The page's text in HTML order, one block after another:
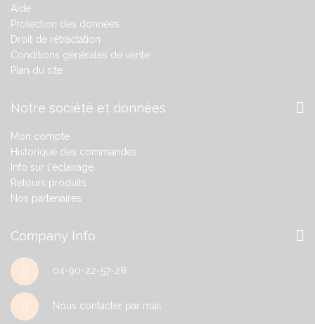
Aide
Protection des données
Droit de rétractation
Conditions générales de vente
Plan du site
Notre société et données
Mon compte
Historique des commandes
Info sur l'éclairage
Retours produits
Nos partenaires
Company Info
04-90-22-57-28
Nous contacter par mail